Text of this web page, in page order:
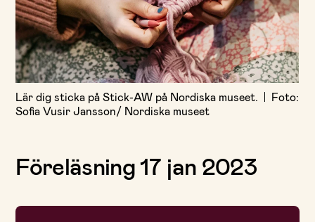
Lär dig sticka på Stick-AW på Nordiska museet.
Foto:
Sofia Vusir Jansson/ Nordiska museet
Föreläsning 17 jan 2023